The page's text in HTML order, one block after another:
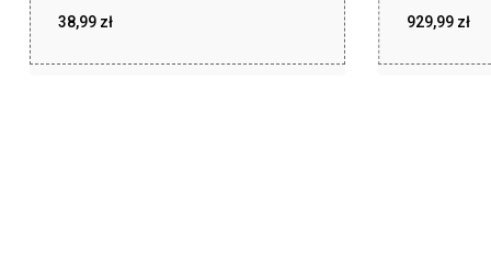
38,99 zł 929,99 zł